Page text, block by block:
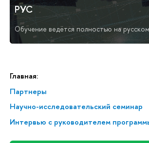
Главная:
Партнеры
Научно-исследовательский семинар
Интервью с руководителем
РУС
Обучение ведётся полностью на